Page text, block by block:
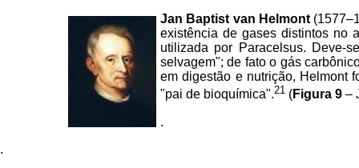
Jan Baptist van Helmont
existência de gases distintos no
utilizada por Paracelsus. Deve-
selvagem"; de fato o gás
em digestão e nutrição, Helmont
"pai de bioquímica".21 (Figura 9 –
.
.